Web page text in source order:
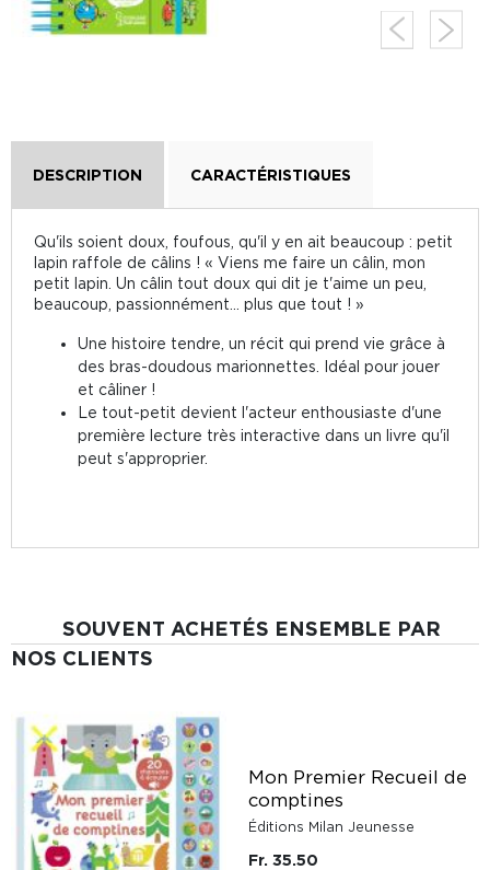
DESCRIPTION CARACTÉRISTIQUES
Qu'ils soient doux, foufous, qu'il y en ait beaucoup : petit
lapin raffole de câlins ! « Viens me faire un câlin, mon
petit lapin. Un câlin tout doux qui dit je t'aime un peu,
beaucoup, passionnément... plus que tout ! »
Une histoire tendre, un récit qui prend vie grâce à
des bras-doudous marionnettes. Idéal pour jouer
et câliner !
Le tout-petit devient l'acteur enthousiaste d'une
première lecture très interactive dans un livre qu'il
peut s'approprier.
SOUVENT ACHETÉS ENSEMBLE PAR
NOS CLIENTS
Mon Premier Recueil de
comptines
Éditions Milan Jeunesse
Fr. 35.50